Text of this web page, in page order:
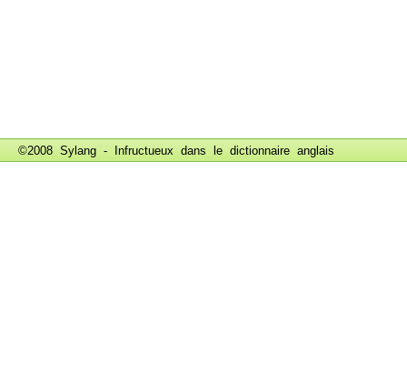
©2008 Sylang - Infructueux dans le dictionnaire anglais